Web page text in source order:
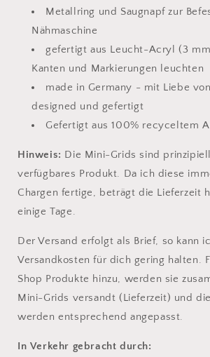
Metallring und Saugnapf zur
Nähmaschine
gefertigt aus Leucht-Acryl (3
Kanten und Markierungen leuchten
made in Germany - mit Liebe
designed und gefertigt
Gefertigt aus 100% recyceltem
Hinweis: Die Mini-Grids sind
verfügbares Produkt. Da ich diese
Chargen fertige, beträgt die Lieferzeit
einige Tage.
Der Versand erfolgt als Brief, so kann
Versandkosten für dich gering halten.
Shop Produkte hinzu, werden sie
Mini-Grids versandt (Lieferzeit) und
werden entsprechend angepasst.
In Verkehr gebracht durch: